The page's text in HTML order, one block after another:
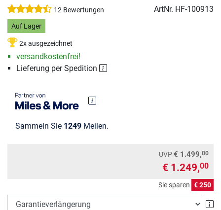
12 Bewertungen ArtNr. HF-100913
Auf Lager
2x ausgezeichnet
versandkostenfrei!
Lieferung per Spedition
Sammeln Sie 1249 Meilen.
UVP€ 1.499,00
€ 1.249,00
Sie sparen € 250